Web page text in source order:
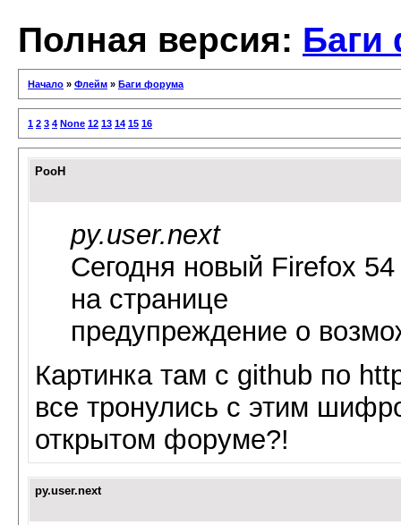
Полная версия: Баги
Начало » Флейм » Баги форума
1 2 3 4 None 12 13 14 15 16
PooH
py.user.next
Сегодня новый Firefox
на странице
предупреждение о
Картинка там с github по
все тронулись с этим
открытом форуме?!
py.user.next